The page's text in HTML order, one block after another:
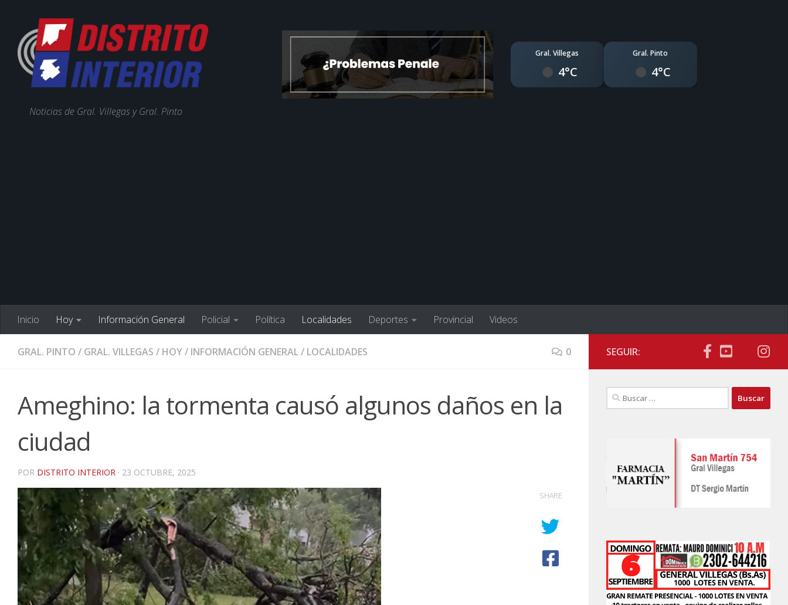
Noticias de Gral. Villegas y Gral. Pinto
Gral. Villegas
4°C
Gral. Pinto
4°C
Inicio Hoy Información General Policial Política Localidades Deportes Provincial Videos
GRAL. PINTO / GRAL. VILLEGAS / HOY/ INFORMACIÓN GENERAL/ LOCALIDADES 0
Ameghino: la tormenta causó algunos daños en la
ciudad
POR DISTRITO INTERIOR · 23 OCTUBRE, 2025
SHARE
SEGUIR:
Buscar: